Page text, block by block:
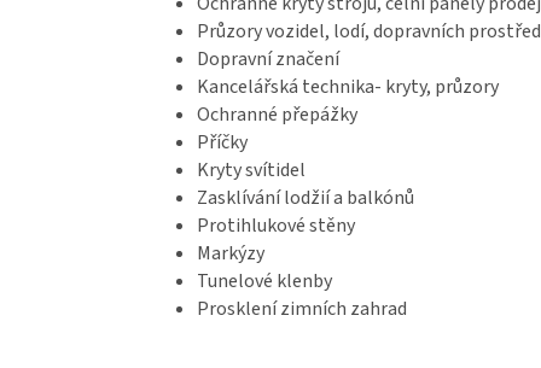
Průzory vozidel, lodí, dopravních
Dopravní značení
Kancelářská technika- kryty, průzory
Ochranné přepážky
Příčky
Kryty svítidel
Zasklívání lodžií a balkónů
Protihlukové stěny
Markýzy
Tunelové klenby
Prosklení zimních zahrad